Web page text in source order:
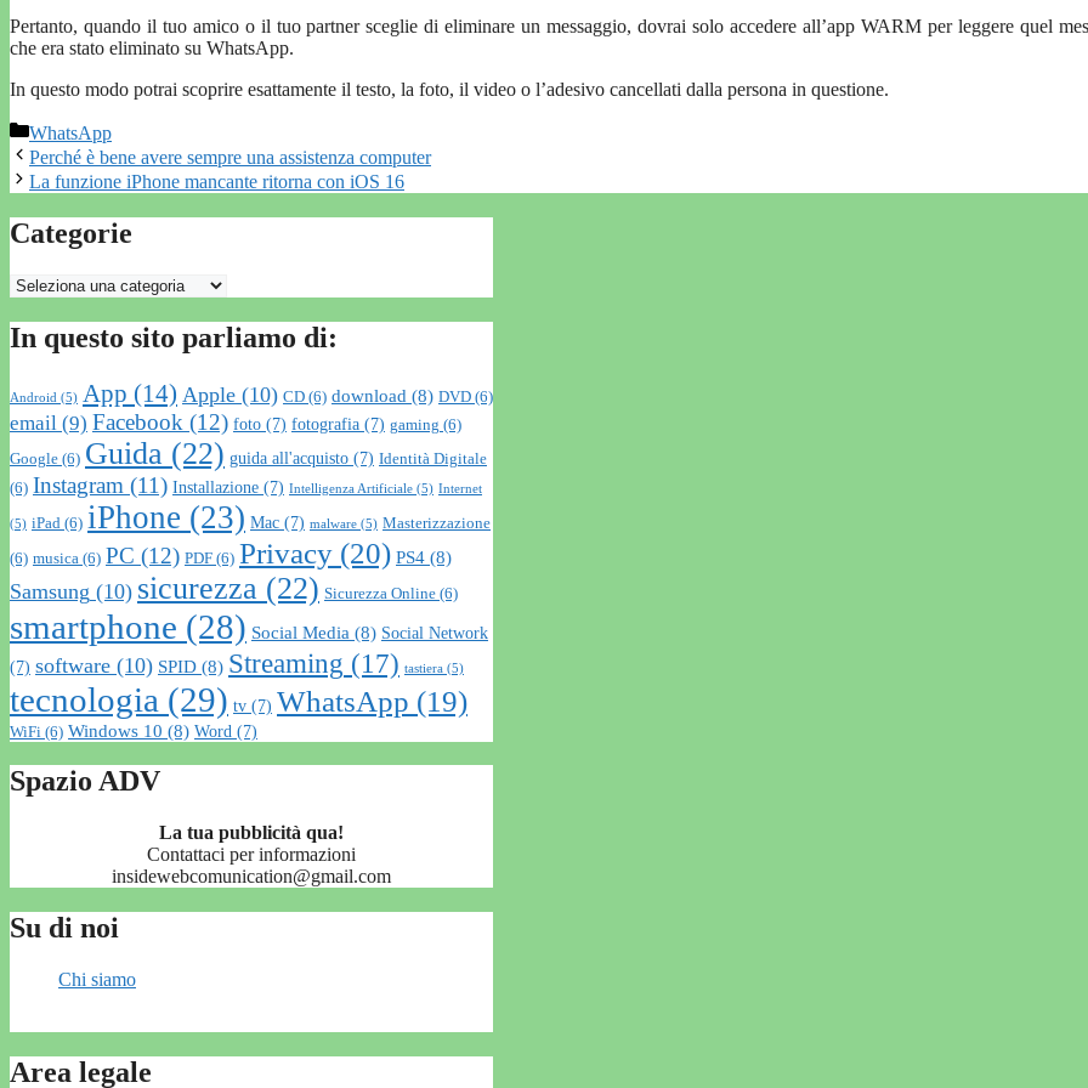
Pertanto, quando il tuo amico o il tuo partner sceglie di eliminare un messaggio, dovrai solo accedere all’app WARM per leggere quel
che era stato eliminato su WhatsApp.
In questo modo potrai scoprire esattamente il testo, la foto, il video o l’adesivo cancellati dalla persona in questione.
Categorie
WhatsApp
Perché è bene avere sempre una assistenza computer
La funzione iPhone mancante ritorna con iOS 16
Categorie
Categorie
In questo sito parliamo di:
Android (5) App (14) Apple (10) CD (6) download (8) DVD (6)
email (9) Facebook (12) foto (7) fotografia (7) gaming (6)
Google (6) Guida (22) guida all'acquisto (7) Identità Digitale
(6) Instagram (11) Installazione (7) Intelligenza Artificiale (5) Internet
(5) iPad (6) iPhone (23) Mac (7) malware (5) Masterizzazione
(6) musica (6) PC (12) PDF (6) Privacy (20) PS4 (8)
Samsung (10) sicurezza (22) Sicurezza Online (6)
smartphone (28) Social Media (8) Social Network
(7) software (10) SPID (8) Streaming (17) tastiera (5)
tecnologia (29) tv (7) WhatsApp (19)
WiFi (6) Windows 10 (8) Word (7)
Spazio ADV
La tua pubblicità qua!
Contattaci per informazioni
insidewebcomunication@gmail.com
Su di noi
Chi siamo
Area legale